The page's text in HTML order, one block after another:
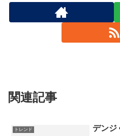
関連記事
トレンド デンジ